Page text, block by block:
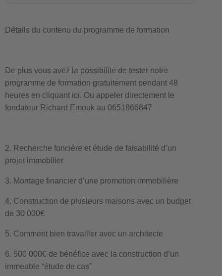
Détails du contenu du programme de formation
De plus vous avez la possibilité de tester notre
programme de formation gratuitement pendant 48
heures en cliquant ici. Ou appeler directement le
fondateur Richard Emouk au 0651866847
2. Recherche foncière et étude de faisabilité d’un
projet immobilier
3. Montage financier d’une promotion immobilière
4. Construction de plusieurs maisons avec un budget
de 30 000€
5. Comment bien travailler avec un architecte
6. 500 000€ de bénéfice avec la construction d’un
immeuble “étude de cas”